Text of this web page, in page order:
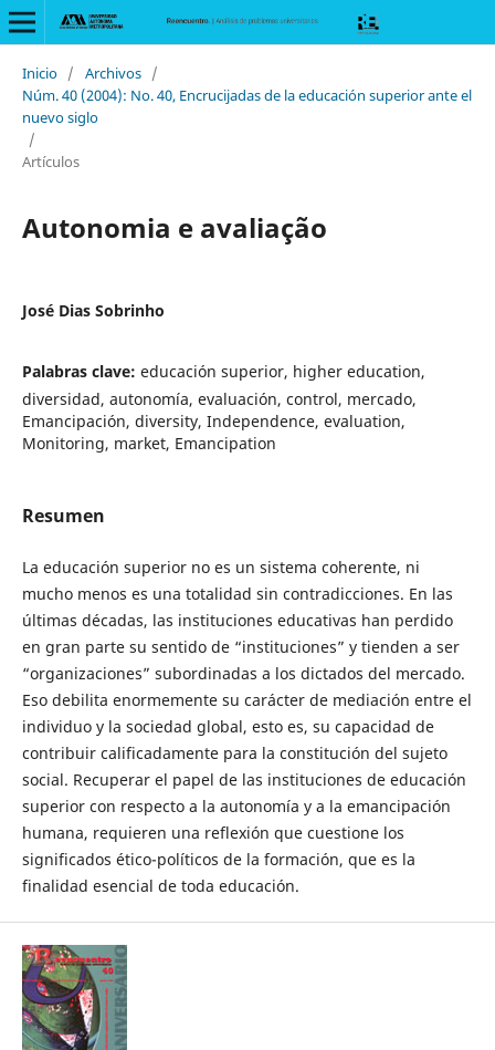
Inicio / Archivos /
Núm. 40 (2004): No. 40, Encrucijadas de la educación superior ante el
nuevo siglo
/
Artículos
Autonomia e avaliação
José Dias Sobrinho
Palabras clave: educación superior, higher education,
diversidad, autonomía, evaluación, control, mercado,
Emancipación, diversity, Independence, evaluation,
Monitoring, market, Emancipation
Resumen
La educación superior no es un sistema coherente, ni
mucho menos es una totalidad sin contradicciones. En las
últimas décadas, las instituciones educativas han perdido
en gran parte su sentido de “instituciones” y tienden a ser
“organizaciones” subordinadas a los dictados del mercado.
Eso debilita enormemente su carácter de mediación entre el
individuo y la sociedad global, esto es, su capacidad de
contribuir calificadamente para la constitución del sujeto
social. Recuperar el papel de las instituciones de educación
superior con respecto a la autonomía y a la emancipación
humana, requieren una reflexión que cuestione los
significados ético-políticos de la formación, que es la
finalidad esencial de toda educación.